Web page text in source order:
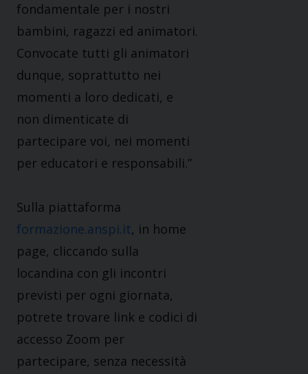
fondamentale per i nostri
bambini, ragazzi ed animatori.
Convocate tutti gli animatori
dunque, soprattutto nei
momenti a loro dedicati, e
non dimenticate di
partecipare voi, nei momenti
per educatori e responsabili.”
Sulla piattaforma
formazione.anspi.it, in home
page, cliccando sulla
locandina con gli incontri
previsti per ogni giornata,
potrete trovare link e codici di
accesso Zoom per
partecipare, senza necessità